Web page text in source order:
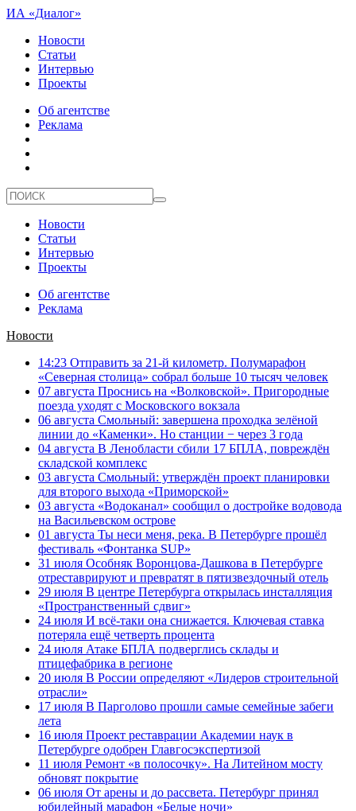
ИА «Диалог»
Новости
Статьи
Интервью
Проекты
Об агентстве
Реклама
Новости
Статьи
Интервью
Проекты
Об агентстве
Реклама
Новости
14:23 Отправить за 21-й километр. Полумарафон
«Северная столица» собрал больше 10 тысяч человек
07 августа Проснись на «Волковской». Пригородные
поезда уходят с Московского вокзала
06 августа Смольный: завершена проходка зелёной
линии до «Каменки». Но станции − через 3 года
04 августа В Ленобласти сбили 17 БПЛА, повреждён
складской комплекс
03 августа Смольный: утверждён проект планировки
для второго выхода «Приморской»
03 августа «Водоканал» сообщил о достройке водовода
на Васильевском острове
01 августа Ты неси меня, река. В Петербурге прошёл
фестиваль «Фонтанка SUP»
31 июля Особняк Воронцова-Дашкова в Петербурге
отреставрируют и превратят в пятизвездочный отель
29 июля В центре Петербурга открылась инсталляция
«Пространственный сдвиг»
24 июля И всё-таки она снижается. Ключевая ставка
потеряла ещё четверть процента
24 июля Атаке БПЛА подверглись склады и
птицефабрика в регионе
20 июля В России определяют «Лидеров строительной
отрасли»
17 июля В Парголово прошли самые семейные забеги
лета
16 июля Проект реставрации Академии наук в
Петербурге одобрен Главгосэкспертизой
11 июля Ремонт «в полосочку». На Литейном мосту
обновят покрытие
06 июля От арены и до рассвета. Петербург принял
юбилейный марафон «Белые ночи»